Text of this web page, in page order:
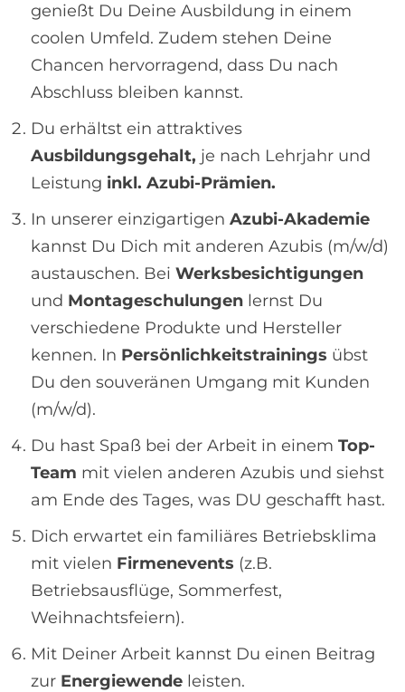
genießt Du Deine Ausbildung in einem
coolen Umfeld. Zudem stehen Deine
Chancen hervorragend, dass Du nach
Abschluss bleiben kannst.
Du erhältst ein attraktives
Ausbildungsgehalt, je nach Lehrjahr und
Leistung inkl. Azubi-Prämien.
In unserer einzigartigen Azubi-Akademie
kannst Du Dich mit anderen Azubis (m/w/d)
austauschen. Bei Werksbesichtigungen
und Montageschulungen lernst Du
verschiedene Produkte und Hersteller
kennen. In Persönlichkeitstrainings übst
Du den souveränen Umgang mit Kunden
(m/w/d).
Du hast Spaß bei der Arbeit in einem Top-
Team mit vielen anderen Azubis und siehst
am Ende des Tages, was DU geschafft hast.
Dich erwartet ein familiäres Betriebsklima
mit vielen Firmenevents (z.B.
Betriebsausflüge, Sommerfest,
Weihnachtsfeiern).
Mit Deiner Arbeit kannst Du einen Beitrag
zur Energiewende leisten.